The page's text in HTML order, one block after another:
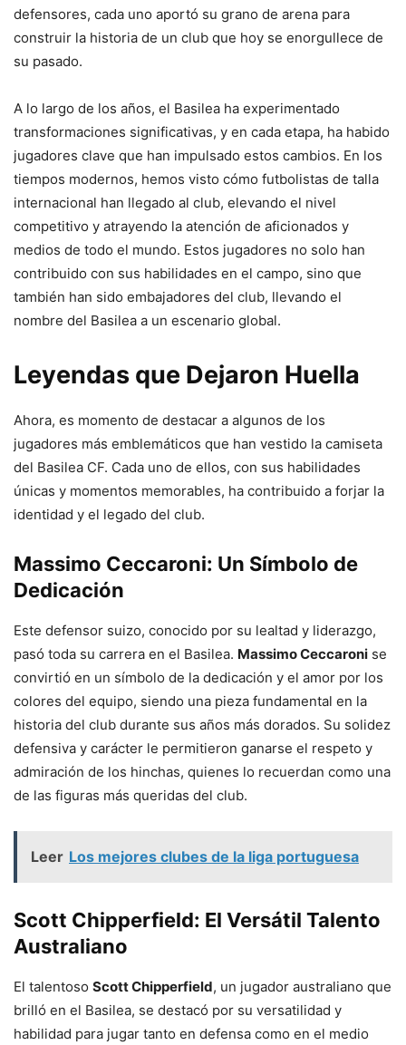
defensores, cada uno aportó su grano de arena para
construir la historia de un club que hoy se enorgullece de
su pasado.
A lo largo de los años, el Basilea ha experimentado
transformaciones significativas, y en cada etapa, ha habido
jugadores clave que han impulsado estos cambios. En los
tiempos modernos, hemos visto cómo futbolistas de talla
internacional han llegado al club, elevando el nivel
competitivo y atrayendo la atención de aficionados y
medios de todo el mundo. Estos jugadores no solo han
contribuido con sus habilidades en el campo, sino que
también han sido embajadores del club, llevando el
nombre del Basilea a un escenario global.
Leyendas que Dejaron Huella
Ahora, es momento de destacar a algunos de los
jugadores más emblemáticos que han vestido la camiseta
del Basilea CF. Cada uno de ellos, con sus habilidades
únicas y momentos memorables, ha contribuido a forjar la
identidad y el legado del club.
Massimo Ceccaroni: Un Símbolo de
Dedicación
Este defensor suizo, conocido por su lealtad y liderazgo,
pasó toda su carrera en el Basilea. Massimo Ceccaroni se
convirtió en un símbolo de la dedicación y el amor por los
colores del equipo, siendo una pieza fundamental en la
historia del club durante sus años más dorados. Su solidez
defensiva y carácter le permitieron ganarse el respeto y
admiración de los hinchas, quienes lo recuerdan como una
de las figuras más queridas del club.
Leer Los mejores clubes de la liga portuguesa
Scott Chipperfield: El Versátil Talento
Australiano
El talentoso Scott Chipperfield, un jugador australiano que
brilló en el Basilea, se destacó por su versatilidad y
habilidad para jugar tanto en defensa como en el medio